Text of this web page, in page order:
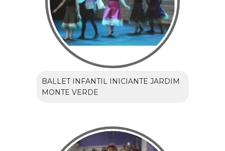
BALLET INFANTIL INICIANTE JARDIM
MONTE VERDE